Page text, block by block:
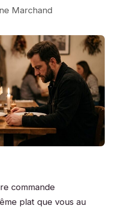
Marchand
commande
plat que vous au